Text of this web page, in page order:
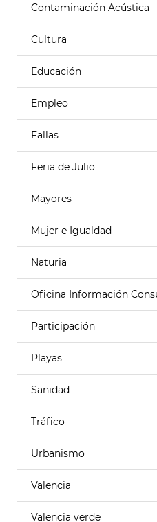
Contaminación Acústica
Cultura
Educación
Empleo
Fallas
Feria de Julio
Mayores
Mujer e Igualdad
Naturia
Oficina Información
Participación
Playas
Sanidad
Tráfico
Urbanismo
Valencia
Valencia verde